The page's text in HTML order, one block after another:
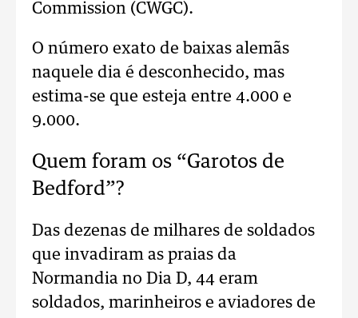
Commission (CWGC).
O número exato de baixas alemãs
naquele dia é desconhecido, mas
estima-se que esteja entre 4.000 e
9.000.
Quem foram os “Garotos de
Bedford”?
Das dezenas de milhares de soldados
que invadiram as praias da
Normandia no Dia D, 44 eram
soldados, marinheiros e aviadores de